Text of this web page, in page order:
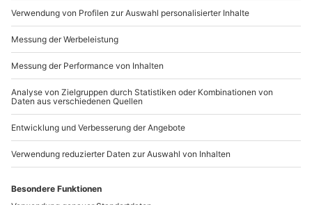
Artikelnummer:62130
Andere Produkte entdecken
-15% CLUB DEAL -15% CLUB DEAL